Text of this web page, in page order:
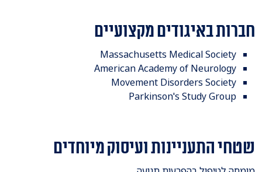
חברות באיגודים מקצועיים
Massachusetts Medical Society
American Academy of Neurology
Movement Disorders Society
Parkinson's Study Group
שטחי התעניינות ועיסוק מיוחדים